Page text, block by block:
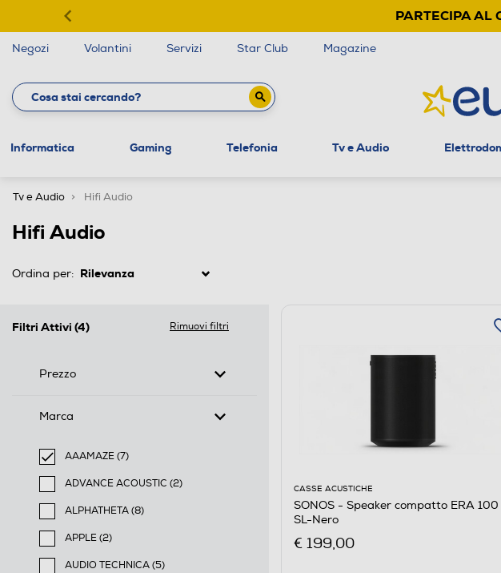
PARTECIPA AL
Negozi Volantini Servizi Star Club Magazine
Informatica Gaming Telefonia Tv e Audio
Tv e Audio Hifi Audio
Hifi Audio
Ordina per:
Filtri Attivi (4) Rimuovi filtri
Prezzo
Marca
AAAMAZE (7)
selected Filtro applicato per Marca: AAAMAZE
ADVANCE ACOUSTIC (2)
Filtra per Marca: ADVANCE ACOUSTIC
ALPHATHETA (8)
Filtra per Marca: ALPHATHETA
APPLE (2)
Filtra per Marca: APPLE
AUDIO TECHNICA (5)
CASSE ACUSTICHE
SONOS - Speaker compatto ERA 100
SL-Nero
€ 199,00